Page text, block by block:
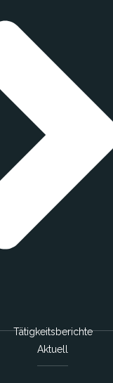
Tätigkeitsberichte
Aktuell